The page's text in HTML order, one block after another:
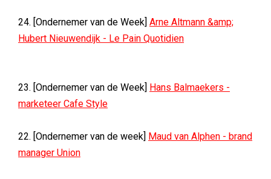
24. [Ondernemer van de Week] Arne Altmann &amp;
Hubert Nieuwendijk - Le Pain Quotidien
23. [Ondernemer van de Week] Hans Balmaekers -
marketeer Cafe Style
22. [Ondernemer van de week] Maud van Alphen - brand
manager Union